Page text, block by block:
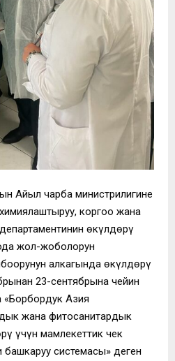
Айыл чарба министрилигине
коргоо жана
өкүлдөрү
жол-жоболорун
алкагында өкүлдөрү
23-сентябрына чейин
Азия
жана фитосанитардык
үчүн мамлекеттик чек
системасы» деген